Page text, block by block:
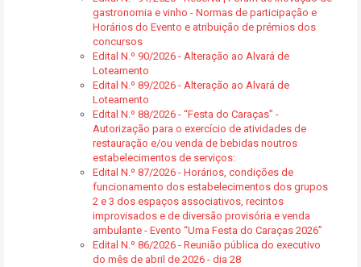
gastronomia e vinho - Normas de participação e
Horários do Evento e atribuição de prémios dos
concursos
Edital N.º 90/2026 - Alteração ao Alvará de
Loteamento
Edital N.º 89/2026 - Alteração ao Alvará de
Loteamento
Edital N.º 88/2026 - “Festa do Caraças” -
Autorização para o exercício de atividades de
restauração e/ou venda de bebidas noutros
estabelecimentos de serviços:
Edital N.º 87/2026 - Horários, condições de
funcionamento dos estabelecimentos dos grupos
2 e 3 dos espaços associativos, recintos
improvisados e de diversão provisória e venda
ambulante - Evento “Uma Festa do Caraças 2026”
Edital N.º 86/2026 - Reunião pública do executivo
do mês de abril de 2026 - dia 28